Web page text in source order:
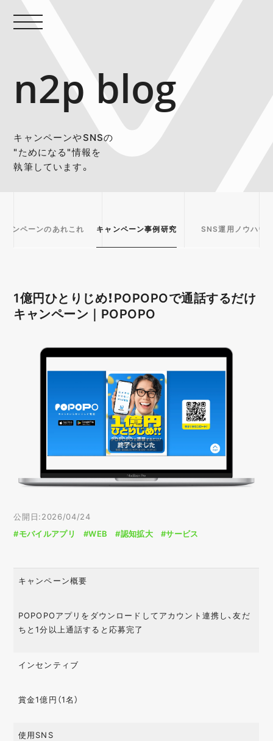
n2p blog
キャンペーンやSNSの
"ためになる"情報を
執筆しています。
ャンペーンのあれこれ キャンペーン事例研究 SNS運用ノウハウ
1億円ひとりじめ！POPOPOで通話するだけ
キャンペーン｜POPOPO
公開日:2026/04/24
#モバイルアプリ
#WEB #認知拡大 #サービス
キャンペーン概要
POPOPOアプリをダウンロードしてアカウント連携し、友だ
ちと1分以上通話すると応募完了
インセンティブ
賞金1億円（1名）
使用SNS